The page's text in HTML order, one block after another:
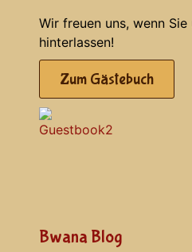
Wir freuen uns, wenn
hinterlassen!
Zum Gästebuch
Bwana Blog